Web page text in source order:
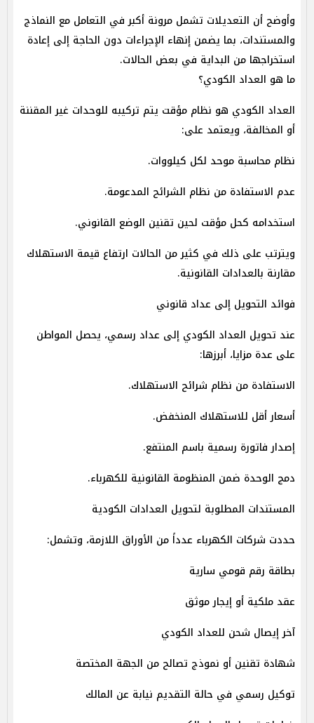
وأوضح أن التعديلات تشمل مرونة أكبر في التعامل مع النماذج
والمستندات، بما يضمن إنهاء الإجراءات دون الحاجة إلى إعادة
استخراجها من البداية في بعض الحالات.
ما هو العداد الكودي؟
العداد الكودي هو نظام مؤقت يتم تركيبه للوحدات غير المقننة
أو المخالفة، ويعتمد على:
نظام محاسبة موحد لكل كيلووات.
عدم الاستفادة من نظام الشرائح المدعومة.
استخدامه كحل مؤقت لحين تقنين الوضع القانوني.
ويترتب على ذلك في كثير من الحالات ارتفاع قيمة الاستهلاك
مقارنة بالعدادات القانونية.
فوائد التحويل إلى عداد قانوني
عند تحويل العداد الكودي إلى عداد رسمي، يحصل المواطن
على عدة مزايا، أبرزها:
الاستفادة من نظام شرائح الاستهلاك.
أسعار أقل للاستهلاك المنخفض.
إصدار فاتورة رسمية باسم المنتفع.
دمج الوحدة ضمن المنظومة القانونية للكهرباء.
المستندات المطلوبة لتحويل العدادات الكودية
حددت شركات الكهرباء عدداً من الأوراق اللازمة، وتشمل:
بطاقة رقم قومي سارية
عقد ملكية أو إيجار موثق
آخر إيصال شحن للعداد الكودي
شهادة تقنين أو نموذج تصالح من الجهة المختصة
توكيل رسمي في حالة التقديم نيابة عن المالك